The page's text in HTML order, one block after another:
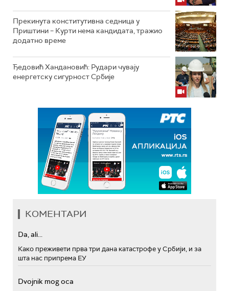
Прекинута конститутивна седница у
Приштини – Курти нема кандидата, тражио
додатно време
Ђедовић Хандановић: Рудари чувају
енергетску сигурност Србије
КОМЕНТАРИ
Da, ali...
Како преживети прва три дана катастрофе у Србији, и за
шта нас припрема ЕУ
Dvojnik mog oca